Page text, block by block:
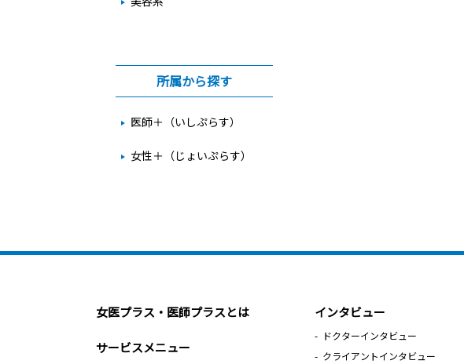
所属から探す
医師＋（いしぷらす）
女性＋（じょいぷらす）
女医プラス・医師プラスとは
サービスメニュー
インタビュー
ドクターインタビュー
クライアントインタビュー